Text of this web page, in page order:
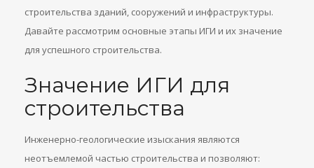
строительства зданий, сооружений и инфраструктуры.
Давайте рассмотрим основные этапы ИГИ и их значение
для успешного строительства.
Значение ИГИ для
строительства
Инженерно-геологические изыскания являются
неотъемлемой частью строительства и позволяют: